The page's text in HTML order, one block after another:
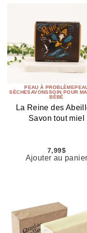
PEAU À PROBLÈME
SÈCHESAVONSSOIN POUR
BÉBÉ
La Reine des
Savon tout miel
7,99$
Ajouter au panier